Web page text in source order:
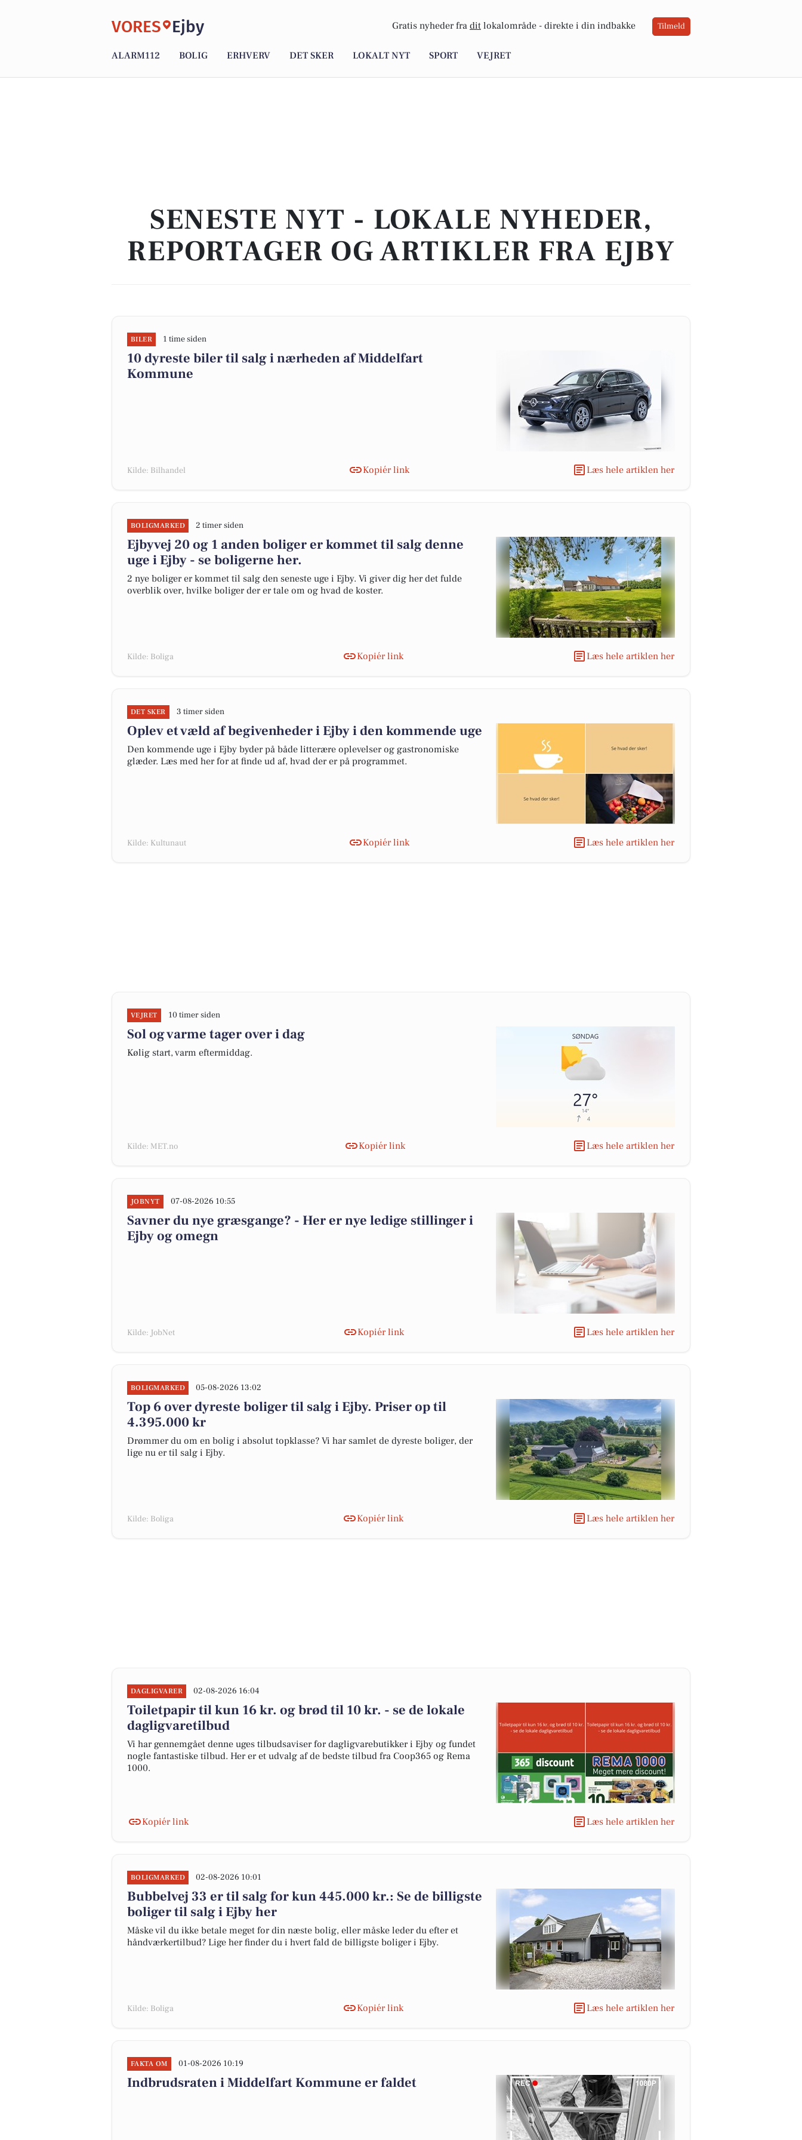
VORES Ejby Gratis nyheder fra dit lokalområde - direkte i din indbakke Tilmeld
ALARM112 BOLIG ERHVERV DET SKER LOKALT NYT SPORT VEJRET
SENESTE NYT - LOKALE NYHEDER,
REPORTAGER OG ARTIKLER FRA EJBY
BILER 1 time siden
10 dyreste biler til salg i nærheden af Middelfart
Kommune
Kilde: Bilhandel Kopiér link Læs hele artiklen her
BOLIGMARKED 2 timer siden
Ejbyvej 20 og 1 anden boliger er kommet til salg denne
uge i Ejby - se boligerne her.
2 nye boliger er kommet til salg den seneste uge i Ejby. Vi giver dig her det fulde
overblik over, hvilke boliger der er tale om og hvad de koster.
Kilde: Boliga Kopiér link Læs hele artiklen her
DET SKER 3 timer siden
Oplev et væld af begivenheder i Ejby i den kommende uge
Den kommende uge i Ejby byder på både litterære oplevelser og gastronomiske
glæder. Læs med her for at finde ud af, hvad der er på programmet.
Kilde: Kultunaut Kopiér link Læs hele artiklen her
VEJRET 10 timer siden
Sol og varme tager over i dag
Kølig start, varm eftermiddag.
Kilde: MET.no Kopiér link Læs hele artiklen her
JOBNYT 07-08-2026 10:55
Savner du nye græsgange? - Her er nye ledige stillinger i
Ejby og omegn
Kilde: JobNet Kopiér link Læs hele artiklen her
BOLIGMARKED 05-08-2026 13:02
Top 6 over dyreste boliger til salg i Ejby. Priser op til
4.395.000 kr
Drømmer du om en bolig i absolut topklasse? Vi har samlet de dyreste boliger, der
lige nu er til salg i Ejby.
Kilde: Boliga Kopiér link Læs hele artiklen her
DAGLIGVARER 02-08-2026 16:04
Toiletpapir til kun 16 kr. og brød til 10 kr. - se de lokale
dagligvaretilbud
Vi har gennemgået denne uges tilbudsaviser for dagligvarebutikker i Ejby og fundet
nogle fantastiske tilbud. Her er et udvalg af de bedste tilbud fra Coop365 og Rema
1000.
Kopiér link Læs hele artiklen her
BOLIGMARKED 02-08-2026 10:01
Bubbelvej 33 er til salg for kun 445.000 kr.: Se de billigste
boliger til salg i Ejby her
Måske vil du ikke betale meget for din næste bolig, eller måske leder du efter et
håndværkertilbud? Lige her finder du i hvert fald de billigste boliger i Ejby.
Kilde: Boliga Kopiér link Læs hele artiklen her
FAKTA OM 01-08-2026 10:19
Indbrudsraten i Middelfart Kommune er faldet